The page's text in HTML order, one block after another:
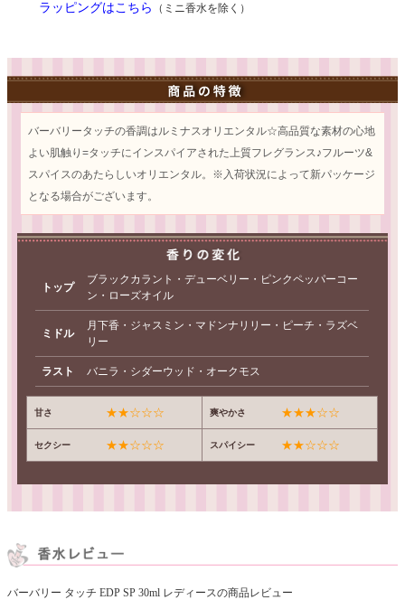
ラッピングはこちら （ミニ香水を除く）
バーバリータッチの香調はルミナスオリエンタル☆高品質な素材の心地
よい肌触り=タッチにインスパイアされた上質フレグランス♪フルーツ&
スパイスのあたらしいオリエンタル。※入荷状況によって新パッケージ
となる場合がございます。
トップ
ブラックカラント・デューベリー・ピンクペッパーコー
ン・ローズオイル
ミドル
月下香・ジャスミン・マドンナリリー・ピーチ・ラズベ
リー
ラスト バニラ・シダーウッド・オークモス
甘さ ★★☆☆☆ 爽やかさ ★★★☆☆
セクシー ★★☆☆☆ スパイシー ★★☆☆☆
バーバリー タッチ EDP SP 30ml レディースの商品レビュー